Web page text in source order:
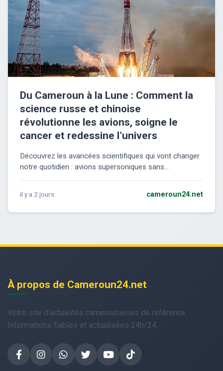
Du Cameroun à la Lune : Comment la
science russe et chinoise
révolutionne les avions, soigne le
cancer et redessine l’univers
Découvrez les avancées scientifiques qui vont changer
notre quotidien : avions supersoniques sans...
il y a 2 jours cameroun24.net
À propos de Cameroun24.net
Votre site d'actualités camerounaises de référence.
Informations fiables et actualisées 24h/24.